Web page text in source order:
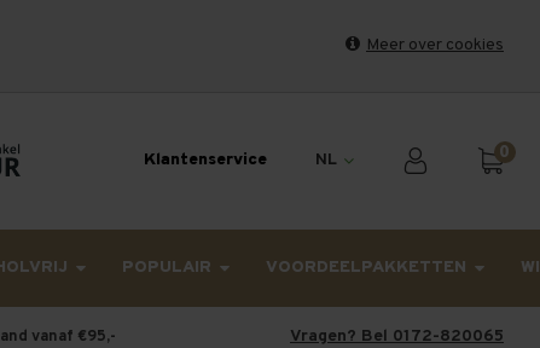
Meer over cookies
en maandag worden dinsdag verzonden.
Klantenservice NL 0
POPULAIR VOORDEELPAKKETTEN
vanaf €95,- Vragen? Bel 0172-820065